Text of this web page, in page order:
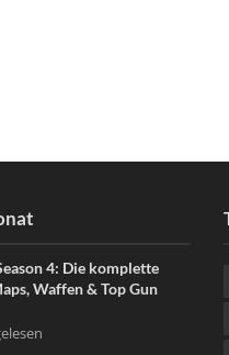
4: Die komplette
Waffen & Top Gun